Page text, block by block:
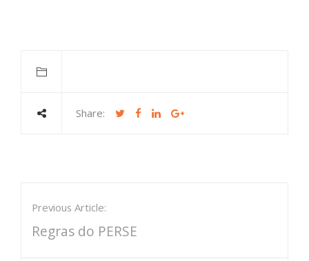
Share:
Previous Article:
Regras do PERSE